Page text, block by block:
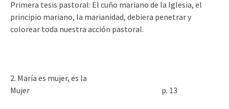
Primera tesis pastoral: El cuño mariano de la Iglesia, el
principio mariano, la marianidad, debiera penetrar y
colorear toda nuestra acción pastoral.
2. María es mujer, es la
Mujer p. 13